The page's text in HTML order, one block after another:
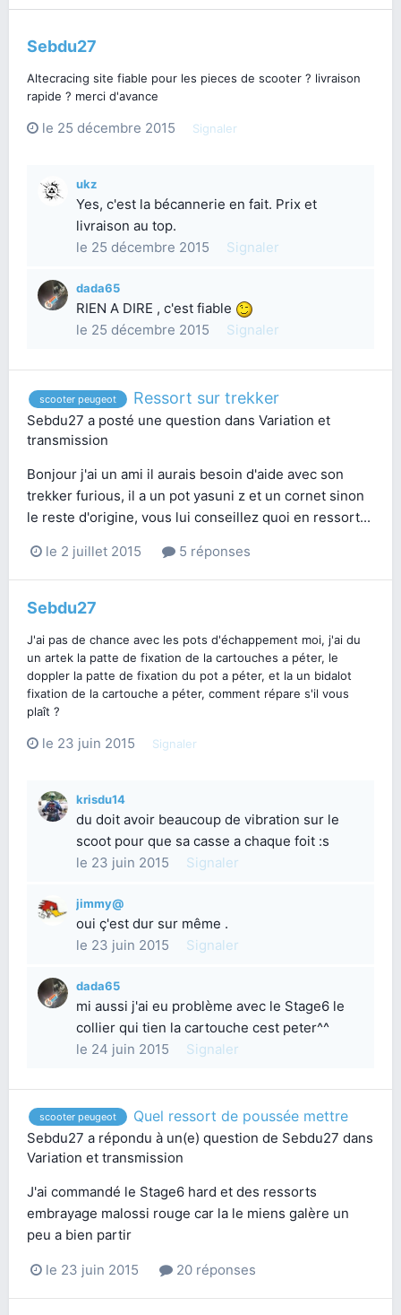
Sebdu27
Altecracing site fiable pour les pieces de scooter ? livraison
rapide ? merci d'avance
le 25 décembre 2015 Signaler
ukz
Yes, c'est la bécannerie en fait. Prix et
livraison au top.
le 25 décembre 2015
Signaler
dada65
RIEN A DIRE , c'est fiable
le 25 décembre 2015
Signaler
scooter peugeot Ressort sur trekker
Sebdu27 a posté une question dans Variation et
transmission
Bonjour j'ai un ami il aurais besoin d'aide avec son
trekker furious, il a un pot yasuni z et un cornet sinon
le reste d'origine, vous lui conseillez quoi en ressort...
le 2 juillet 2015 5 réponses
Sebdu27
J'ai pas de chance avec les pots d'échappement moi, j'ai du
un artek la patte de fixation de la cartouches a péter, le
doppler la patte de fixation du pot a péter, et la un bidalot
fixation de la cartouche a péter, comment répare s'il vous
plaît ?
le 23 juin 2015 Signaler
krisdu14
du doit avoir beaucoup de vibration sur le
scoot pour que sa casse a chaque foit :s
le 23 juin 2015
Signaler
jimmy@
oui ç'est dur sur même .
le 23 juin 2015
Signaler
dada65
mi aussi j'ai eu problème avec le Stage6 le
collier qui tien la cartouche cest peter^^
le 24 juin 2015
Signaler
scooter peugeot Quel ressort de poussée mettre
Sebdu27 a répondu à un(e) question de Sebdu27 dans
Variation et transmission
J'ai commandé le Stage6 hard et des ressorts
embrayage malossi rouge car la le miens galère un
peu a bien partir
le 23 juin 2015 20 réponses